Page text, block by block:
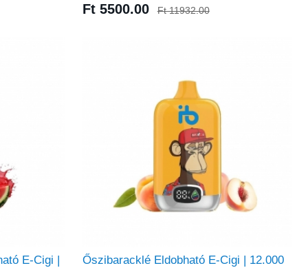
Ft 5500.00 Ft 11932.00
E-Cigi |
Őszibaracklé Eldobható E-Cigi | 12.000